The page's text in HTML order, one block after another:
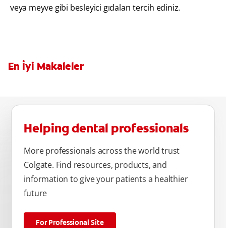
veya meyve gibi besleyici gıdaları tercih ediniz.
En İyi Makaleler
Helping dental professionals
More professionals across the world trust
Colgate. Find resources, products, and
information to give your patients a healthier
future
For Professional Site